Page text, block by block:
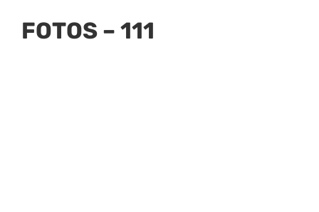
FOTOS – 111